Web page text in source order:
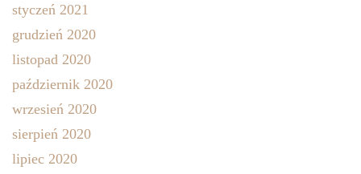
styczeń 2021
grudzień 2020
listopad 2020
październik 2020
wrzesień 2020
sierpień 2020
lipiec 2020